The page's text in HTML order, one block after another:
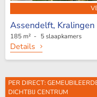
Assendelft, Kralingen
185 m² - 5 slaapkamers
Details
PER DIRECT:
DICHTBIJ CENTRUM